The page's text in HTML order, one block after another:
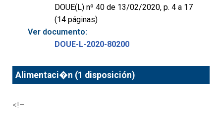
DOUE(L) nº 40 de 13/02/2020, p. 4 a 17
(14 páginas)
Ver documento:
DOUE-L-2020-80200
Alimentaci�n (1 disposición)
<!–